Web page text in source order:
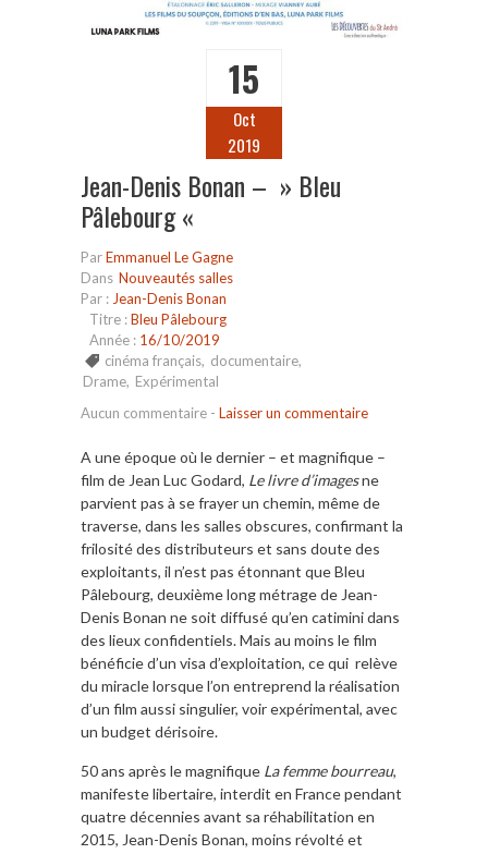
15
Oct
2019
Jean-Denis Bonan – » Bleu
Pâlebourg «
ParEmmanuel Le Gagne
Dans Nouveautés salles
Par : Jean-Denis Bonan
Titre :Bleu Pâlebourg
Année : 16/10/2019
cinéma français, documentaire,
Drame, Expérimental
Aucun commentaire - Laisser un commentaire
A une époque où le dernier – et magnifique –
film de Jean Luc Godard, Le livre d’imagesne
parvient pas à se frayer un chemin, même de
traverse, dans les salles obscures, confirmant la
frilosité des distributeurs et sans doute des
exploitants, il n’est pas étonnant que Bleu
Pâlebourg, deuxième long métrage de Jean-
Denis Bonan ne soit diffusé qu’en catimini dans
des lieux confidentiels. Mais au moins le film
bénéficie d’un visa d’exploitation, ce qui relève
du miracle lorsque l’on entreprend la réalisation
d’un film aussi singulier, voir expérimental, avec
un budget dérisoire.
50 ans après le magnifique La femme bourreau,
manifeste libertaire, interdit en France pendant
quatre décennies avant sa réhabilitation en
2015, Jean-Denis Bonan, moins révolté et